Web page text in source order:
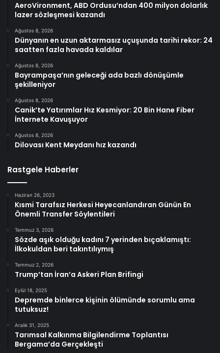
AeroVironment, ABD Ordusu’ndan 400 milyon dolarlık
lazer sözleşmesi kazandı
Ağustos 8, 2026
Dünyanın en uzun aktarmasız uçuşunda tarihi rekor: 24
saatten fazla havada kaldılar
Ağustos 8, 2026
Bayrampaşa’nın geleceği ada bazlı dönüşümle
şekilleniyor
Ağustos 8, 2026
Canik’te Yatırımlar Hız Kesmiyor: 20 Bin Hane Fiber
İnternete Kavuşuyor
Ağustos 8, 2026
Dilovası Kent Meydanı hız kazandı
Rastgele Haberler
Haziran 26, 2023
Kısmi Tarafsız Herkesi Heyecanlandıran Günün En
Önemli Transfer Söylentileri
Temmuz 3, 2026
Sözde aşık olduğu kadını 7 yerinden bıçaklamıştı:
İlkokuldan beri takıntılıymış
Temmuz 2, 2026
Trump’tan İran’a Askeri Plan Brifingi
Eylül 18, 2025
Depremde binlerce kişinin ölümünde sorumlu ama
tutuksuz!
Aralık 31, 2025
Tarımsal Kalkınma Bilgilendirme Toplantısı
Bergama’da Gerçekleşti